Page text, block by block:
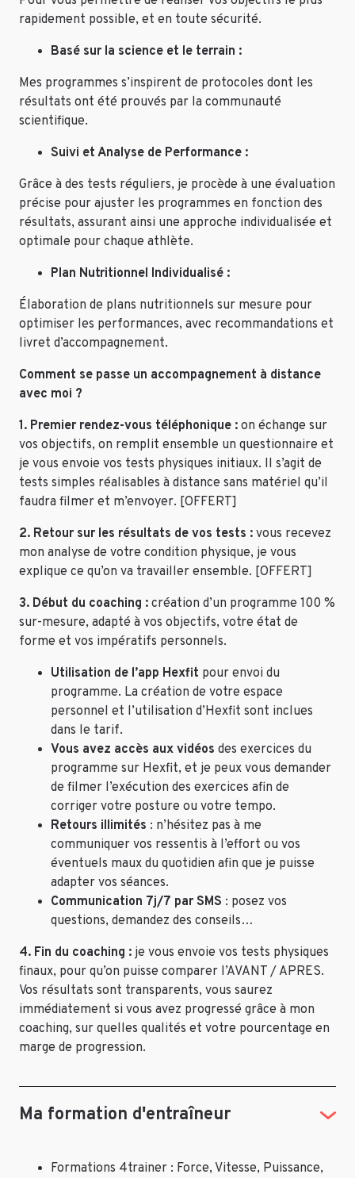
rapidement possible, et en toute sécurité.
Basé sur la science et le terrain :
Mes programmes s’inspirent de protocoles dont les
résultats ont été prouvés par la communauté
scientifique.
Suivi et Analyse de Performance :
Grâce à des tests réguliers, je procède à une évaluation
précise pour ajuster les programmes en fonction des
résultats, assurant ainsi une approche individualisée et
optimale pour chaque athlète.
Plan Nutritionnel Individualisé :
Élaboration de plans nutritionnels sur mesure pour
optimiser les performances, avec recommandations et
livret d’accompagnement.
Comment se passe un accompagnement à distance
avec moi ?
1. Premier rendez-vous téléphonique : on échange sur
vos objectifs, on remplit ensemble un questionnaire et
je vous envoie vos tests physiques initiaux. Il s’agit de
tests simples réalisables à distance sans matériel qu’il
faudra filmer et m’envoyer. [OFFERT]
2. Retour sur les résultats de vos tests : vous recevez
mon analyse de votre condition physique, je vous
explique ce qu’on va travailler ensemble. [OFFERT]
3. Début du coaching : création d’un programme 100 %
sur-mesure, adapté à vos objectifs, votre état de
forme et vos impératifs personnels.
Utilisation de l’app Hexfit pour envoi du
programme. La création de votre espace
personnel et l’utilisation d’Hexfit sont inclues
dans le tarif.
Vous avez accès aux vidéos des exercices du
programme sur Hexfit, et je peux vous demander
de filmer l’exécution des exercices afin de
corriger votre posture ou votre tempo.
Retours illimités : n’hésitez pas à me
communiquer vos ressentis à l’effort ou vos
éventuels maux du quotidien afin que je puisse
adapter vos séances.
Communication 7j/7 par SMS : posez vos
questions, demandez des conseils…
4. Fin du coaching : je vous envoie vos tests physiques
finaux, pour qu’on puisse comparer l’AVANT / APRES.
Vos résultats sont transparents, vous saurez
immédiatement si vous avez progressé grâce à mon
coaching, sur quelles qualités et votre pourcentage en
marge de progression.
Ma formation d'entraîneur
Formations 4trainer : Force, Vitesse, Puissance,